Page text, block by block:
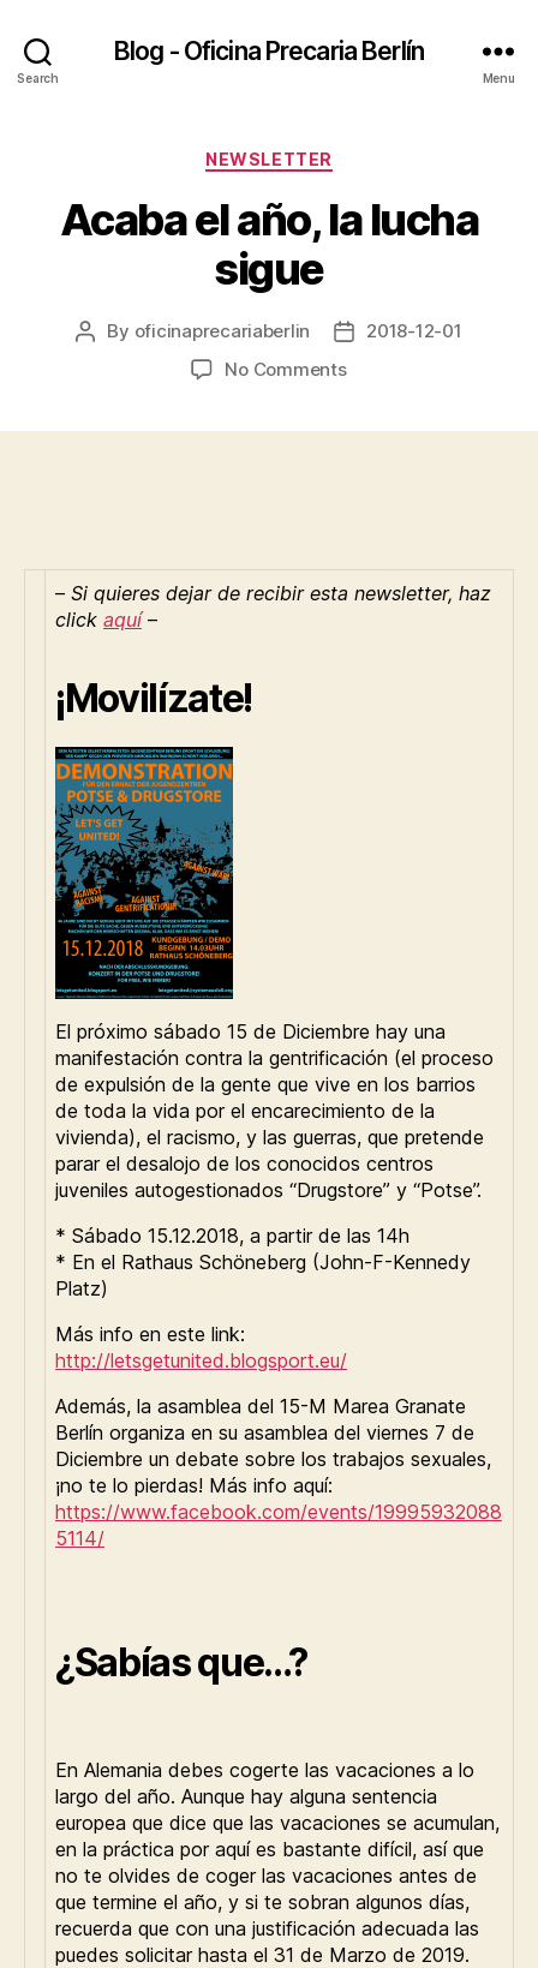
Search
Blog - Oficina Precaria Berlín
Menu
Categories
NEWSLETTER
Acaba el año, la lucha
sigue
Post
By oficinaprecariaberlin
Post2018-12-01
No Commentson
– Si quieres dejar de recibir esta newsletter, haz
click aquí–
¡Movilízate!
El próximo sábado 15 de Diciembre hay una
manifestación contra la gentrificación (el proceso
de expulsión de la gente que vive en los barrios
de toda la vida por el encarecimiento de la
vivienda), el racismo, y las guerras, que pretende
parar el desalojo de los conocidos centros
juveniles autogestionados “Drugstore” y “Potse”.
* Sábado 15.12.2018, a partir de las 14h
* En el Rathaus Schöneberg (John-F-Kennedy
Platz)
Más info en este link:
http://letsgetunited.blogsport.eu/
Además, la asamblea del 15-M Marea Granate
Berlín organiza en su asamblea del viernes 7 de
Diciembre un debate sobre los trabajos sexuales,
¡no te lo pierdas! Más info aquí:
https://www.facebook.com/events/19995932088
5114/
¿Sabías que…?
En Alemania debes cogerte las vacaciones a lo
largo del año. Aunque hay alguna sentencia
europea que dice que las vacaciones se acumulan,
en la práctica por aquí es bastante difícil, así que
no te olvides de coger las vacaciones antes de
que termine el año, y si te sobran algunos días,
recuerda que con una justificación adecuada las
puedes solicitar hasta el 31 de Marzo de 2019.